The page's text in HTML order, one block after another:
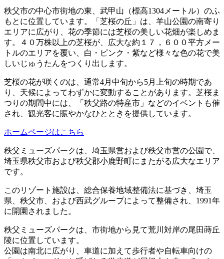
秩父市の中心市街地の東、武甲山（標高1304メートル）のふ
もとに位置しています。「芝桜の丘」は、羊山公園の南寄り
エリアに広がり、花の季節には芝桜の美しい花畑が楽しめま
す。４０万株以上の芝桜が、広大な約１７，６００平方メー
トルのエリアを覆い、白・ピンク・紫など様々な色の花で美
しいじゅうたんをつくり出します。
芝桜の花が咲くのは、通常4月中旬から5月上旬の時期であ
り、天候によってわずかに変動することがあります。芝桜ま
つりの期間中には、「秩父路の特産市」などのイベントも催
され、観光客に賑やかなひとときを提供しています。
ホームページはこちら
秩父ミューズパークは、埼玉県営および秩父市営の公園で、
埼玉県秩父市および秩父郡小鹿野町にまたがる広大なエリア
です。
このリゾート施設は、総合保養地域整備法に基づき、埼玉
県、秩父市、および西武グループによって整備され、1991年
に開園されました。
秩父ミューズパークは、市街地から見て荒川対岸の尾田蒔丘
陵に位置しています。
公園は南北に広がり、車道に加えて歩行者や自転車向けの